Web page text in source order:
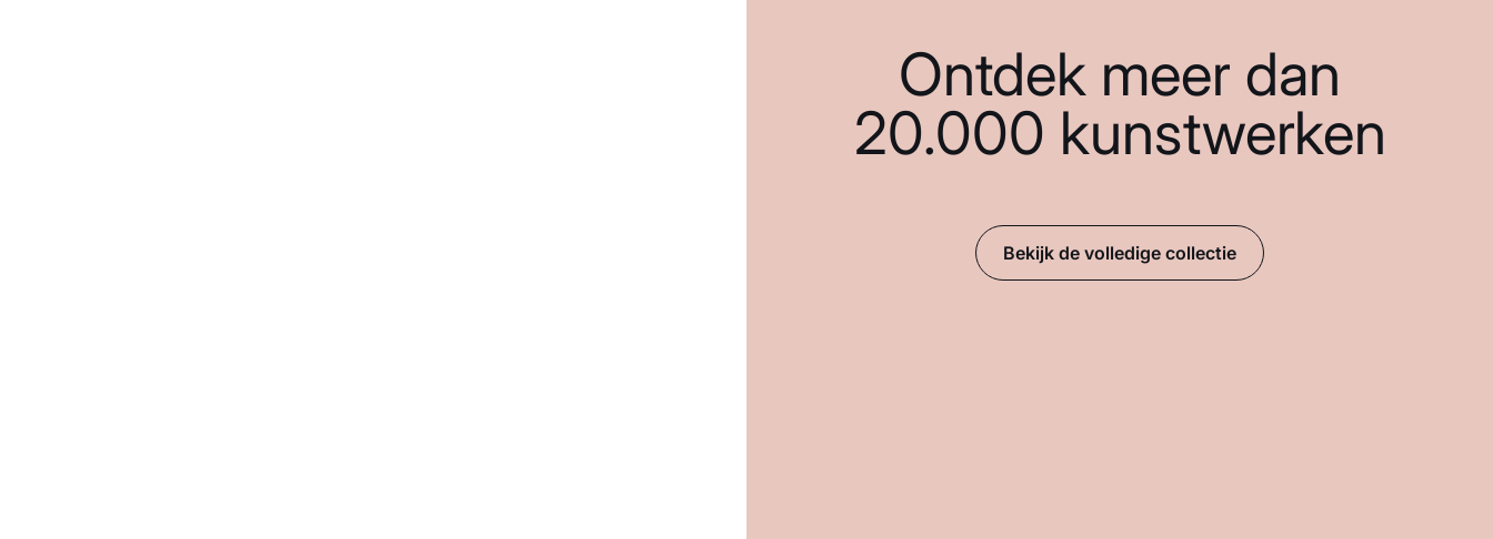
Ontdek meer dan
20.000 kunstwerken
Bekijk de volledige collectie